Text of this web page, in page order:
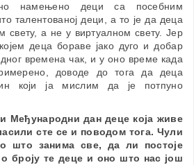
намењено деци са посебним
талентованој деци, а то је да деца
свету, а не у виртуалном свету. Јер
деца бораве јако дуго и добар
времена чак, и у оно време када
доводе до тога да деца
који ја мислим да је потпуно
Међународни дан деце која живе
сте се и поводом тога. Чули
што занима све, да ли постоје
броју те деце и оно што нас још